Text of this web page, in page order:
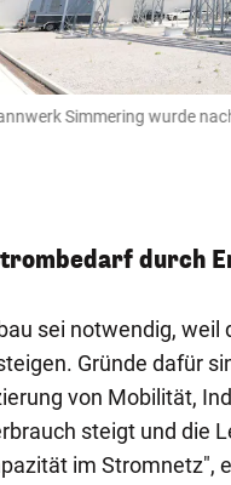
Simmering wurde
durch
sei notwendig,
Gründe dafür
von Mobilität,
steigt und die
im Stromnetz",